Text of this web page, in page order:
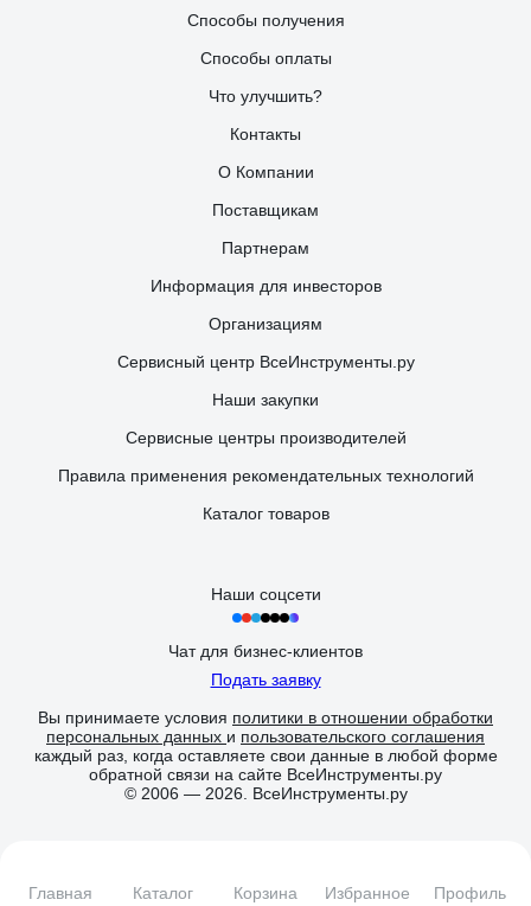
Главная Каталог Корзина Избранное Профиль
Способы получения
Способы оплаты
Что улучшить?
Контакты
О Компании
Поставщикам
Партнерам
Информация для инвесторов
Организациям
Сервисный центр ВсеИнструменты.ру
Наши закупки
Сервисные центры производителей
Правила применения рекомендательных технологий
Каталог товаров
Наши соцсети
Чат для бизнес-клиентов
Подать заявку
Вы принимаете условия политики в отношении обработки
персональных данных и пользовательского соглашения
каждый раз, когда оставляете свои данные в любой форме
обратной связи на сайте ВсеИнструменты.ру
© 2006 — 2026. ВсеИнструменты.ру